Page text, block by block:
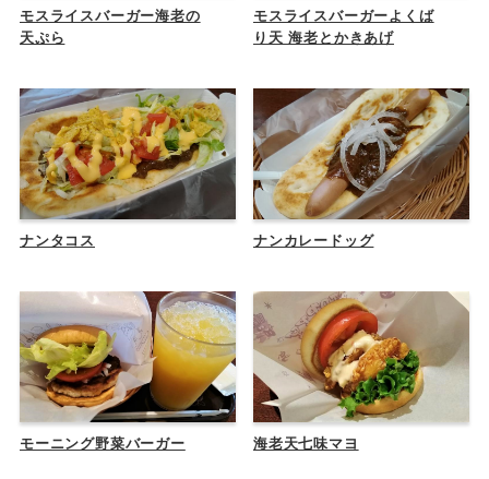
モスライスバーガー海老の
天ぷら
モスライスバーガーよくば
り天 海老とかきあげ
ナンタコス ナンカレードッグ
モーニング野菜バーガー 海老天七味マヨ